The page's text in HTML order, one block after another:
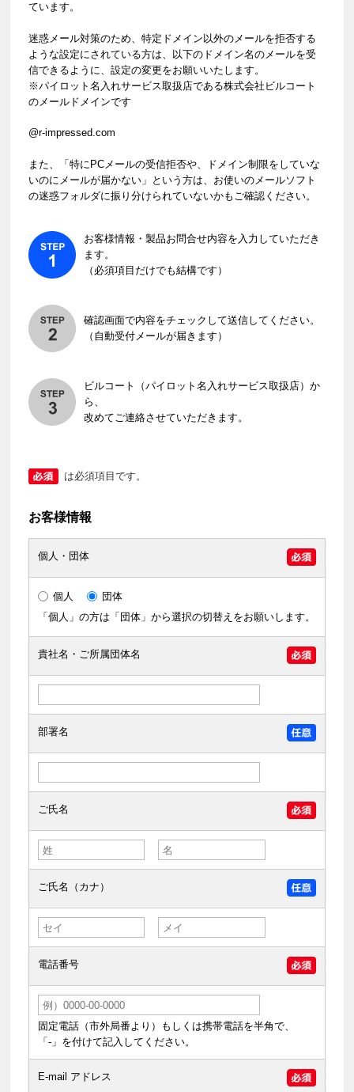
ています。
迷惑メール対策のため、特定ドメイン以外のメールを拒否する
ような設定にされている方は、以下のドメイン名のメールを受
信できるように、設定の変更をお願いいたします。
※パイロット名入れサービス取扱店である株式会社ビルコート
のメールドメインです
@r-impressed.com
また、「特にPCメールの受信拒否や、ドメイン制限をしていな
いのにメールが届かない」という方は、お使いのメールソフト
の迷惑フォルダに振り分けられていないかもご確認ください。
お客様情報・製品お問合せ内容を入力していただき
ます。
（必須項目だけでも結構です）
確認画面で内容をチェックして送信してください。
（自動受付メールが届きます）
ビルコート（パイロット名入れサービス取扱店）か
ら、
改めてご連絡させていただきます。
は必須項目です。
お客様情報
個人・団体
個人
団体
「個人」の方は「団体」から選択の切替えをお願いします。
貴社名・ご所属団体名
部署名
ご氏名
ご氏名（カナ）
電話番号
固定電話（市外局番より）もしくは携帯電話を半角で、
「-」を付けて記入してください。
E-mail アドレス